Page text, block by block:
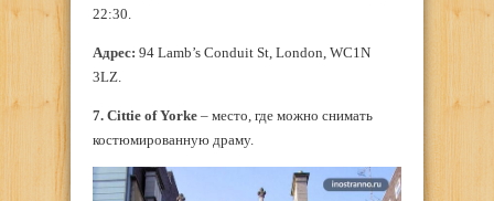
22:30.
Адрес: 94 Lamb’s Conduit St, London, WC1N
3LZ.
7. Cittie of Yorke – место, где можно снимать
костюмированную драму.